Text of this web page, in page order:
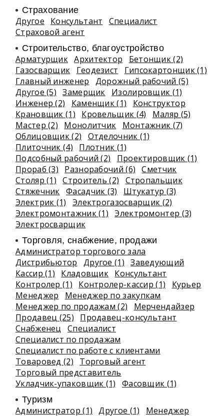
Страхование
Другое Консультант
Специалист
Страховой агент
Строительство, благоустройство
Арматурщик Архитектор
Бетонщик (2)
Газосварщик
Геодезист
Гипсокартонщик (1)
Главный инженер
Дорожный рабочий (5)
Другое (5)
Замерщик
Изолировщик (1)
Инженер (2)
Каменщик (1)
Конструктор
Крановщик (1)
Кровельщик (4)
Маляр (5)
Мастер (2)
Монолитчик
Монтажник (7)
Облицовщик (2)
Отделочник (1)
Плиточник (4)
Плотник (1)
Подсобный рабочий (2)
Проектировщик (1)
Прораб (3)
Разнорабочий (6)
Сметчик
Столяр (1)
Строитель (2)
Стропальщик
Стяжечник Фасадчик (3)
Штукатур (3)
Электрик (1)
Электрогазосварщик (2)
Электромонтажник (1)
Электромонтер (3)
Электросварщик
Торговля, снабжение, продажи
Администратор торгового зала
Дистрибьютор
Другое (1)
Заведующий
Кассир (1)
Кладовщик Консультант
Контролер (1)
Контролер-кассир (1)
Курьер
Менеджер
Менеджер по закупкам
Менеджер по продажам (2)
Мерчендайзер
Продавец (25)
Продавец-консультант
Снабженец
Специалист
Специалист по продажам
Специалист по работе с клиентами
Товаровед (2)
Торговый агент
Торговый представитель
Укладчик-упаковщик (1)
Фасовщик (1)
Туризм
Администратор (1) Другое (1) Менеджер